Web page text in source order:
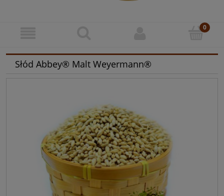
Słód Abbey® Malt Weyermann®